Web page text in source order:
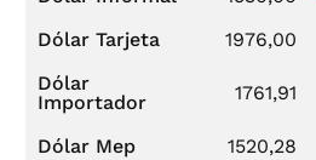
Dólar Tarjeta
1976,00
Dólar
Importador
1761,91
Dólar Mep 1520,28